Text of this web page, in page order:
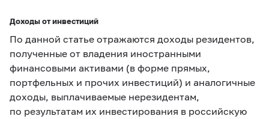
Доходы от инвестиций
По данной статье отражаются доходы резидентов,
полученные от владения иностранными
финансовыми активами (в форме прямых,
портфельных и прочих инвестиций) и аналогичные
доходы, выплачиваемые нерезидентам,
по результатам их инвестирования в российскую